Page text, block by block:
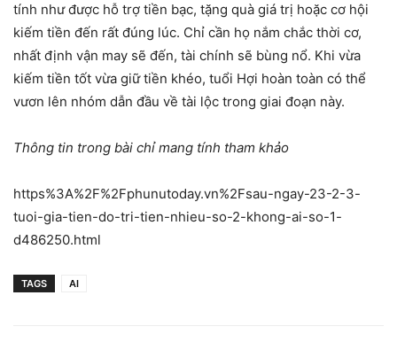
tính như được hỗ trợ tiền bạc, tặng quà giá trị hoặc cơ hội
kiếm tiền đến rất đúng lúc. Chỉ cần họ nắm chắc thời cơ,
nhất định vận may sẽ đến, tài chính sẽ bùng nổ. Khi vừa
kiếm tiền tốt vừa giữ tiền khéo, tuổi Hợi hoàn toàn có thể
vươn lên nhóm dẫn đầu về tài lộc trong giai đoạn này.
Thông tin trong bài chỉ mang tính tham khảo
https%3A%2F%2Fphunutoday.vn%2Fsau-ngay-23-2-3-
tuoi-gia-tien-do-tri-tien-nhieu-so-2-khong-ai-so-1-
d486250.html
TAGS AI